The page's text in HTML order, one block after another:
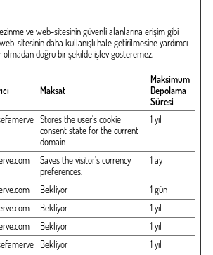
ve web-sitesinin güvenli alanlarına erişim gibi
sitesinin daha kullanışlı hale getirilmesine yardımcı
olmadan doğru bir şekilde işlev gösteremez.
Maksat
Maksimum
Depolama
Süresi
Stores the user's cookie
consent state for the current
domain
1 yıl
Saves the visitor's currency
preferences.
1 ay
Bekliyor
1 gün
Bekliyor
1 yıl
Bekliyor
1 yıl
Bekliyor 1 yıl